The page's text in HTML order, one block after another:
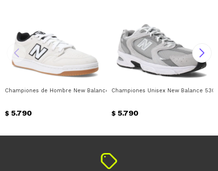
Championes de Hombre New Balance Skate Patin 480 New Balance -
$ 5.790
Championes Unisex New Balance
$ 5.790